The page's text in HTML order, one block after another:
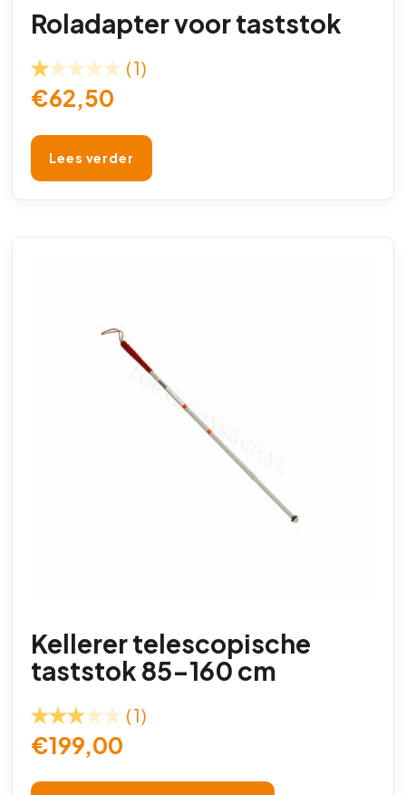
Roladapter voor taststok
(1)
€62,50
Lees verder
Kellerer telescopische
taststok 85-160 cm
(1)
€199,00